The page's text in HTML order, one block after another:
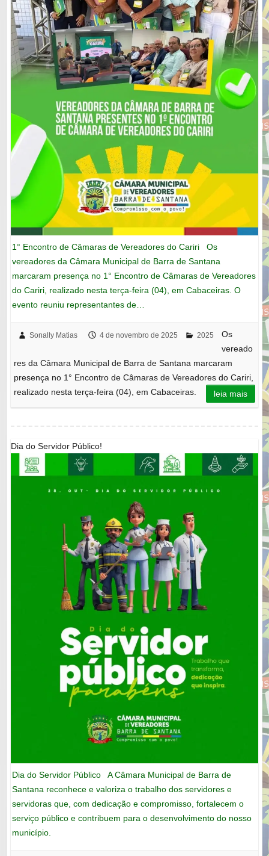
1° Encontro de Câmaras de Vereadores do Cariri Os
vereadores da Câmara Municipal de Barra de Santana
marcaram presença no 1° Encontro de Câmaras de Vereadores
do Cariri, realizado nesta terça-feira (04), em Cabaceiras. O
evento reuniu representantes de…
Sonally Matias 4 de novembro de 2025 2025
Os
vereado
res da Câmara Municipal de Barra de Santana marcaram
presença no 1° Encontro de Câmaras de Vereadores do Cariri,
realizado nesta terça-feira (04), em Cabaceiras.
leia mais
Dia do Servidor Público!
Dia do Servidor Público A Câmara Municipal de Barra de
Santana reconhece e valoriza o trabalho dos servidores e
servidoras que, com dedicação e compromisso, fortalecem o
serviço público e contribuem para o desenvolvimento do nosso
município.